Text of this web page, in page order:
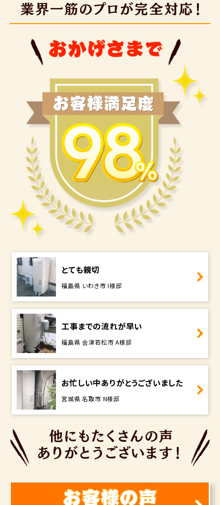
とても親切
福島県 いわき市 I様邸
工事までの流れが早い
福島県 会津若松市 A様邸
お忙しい中ありがとうございました
宮城県 名取市 N様邸